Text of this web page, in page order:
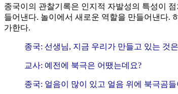
종국이의 관찰기록은 인지적 자발성의 특성이
들어낸다. 놀이에서 새로운 역할을 만들어낸다.
가한다.
종국: 선생님, 지금 우리가 만들고 있는 것은
교사: 예전에 북극은 어땠는데요?
종국: 얼음이 많이 있고 얼음 위에 북극곰